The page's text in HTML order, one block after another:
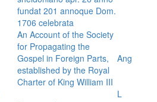
fundat 201 annoque Dom.
1706 celebrata
An Account of the Society
for Propagating the
Gospel in Foreign Parts,
established by the Royal
Charter of King William III
Ang
L